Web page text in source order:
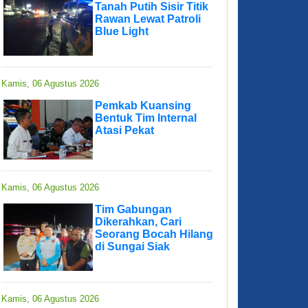
Tanah Putih Sisir Titik
Rawan Lewat Patroli
Blue Light
Kamis, 06 Agustus 2026
Pemkab Kuansing
Bentuk Tim Internal
Atasi Pekat
Kamis, 06 Agustus 2026
Tim Gabungan
Dikerahkan, Cari
Seorang Bocah Hilang
di Sungai Siak
Kamis, 06 Agustus 2026